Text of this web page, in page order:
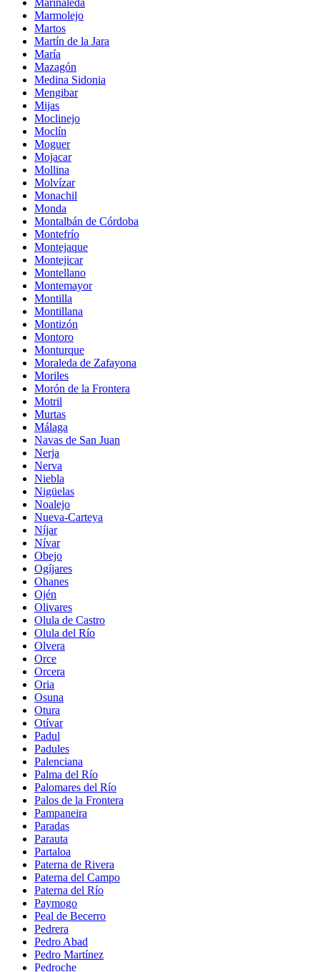
Marmolejo
Martos
Martín de la Jara
María
Mazagón
Medina Sidonia
Mengibar
Mijas
Moclinejo
Moclín
Moguer
Mojacar
Mollina
Molvízar
Monachil
Monda
Montalbán de Córdoba
Montefrío
Montejaque
Montejicar
Montellano
Montemayor
Montilla
Montillana
Montizón
Montoro
Monturque
Moraleda de Zafayona
Moriles
Morón de la Frontera
Motril
Murtas
Málaga
Navas de San Juan
Nerja
Nerva
Niebla
Nigüelas
Noalejo
Nueva-Carteya
Níjar
Nívar
Obejo
Ogíjares
Ohanes
Ojén
Olivares
Olula de Castro
Olula del Río
Olvera
Orce
Orcera
Oria
Osuna
Otura
Otívar
Padul
Padules
Palenciana
Palma del Río
Palomares del Río
Palos de la Frontera
Pampaneira
Paradas
Parauta
Partaloa
Paterna de Rivera
Paterna del Campo
Paterna del Río
Paymogo
Peal de Becerro
Pedrera
Pedro Abad
Pedro Martínez
Pedroche